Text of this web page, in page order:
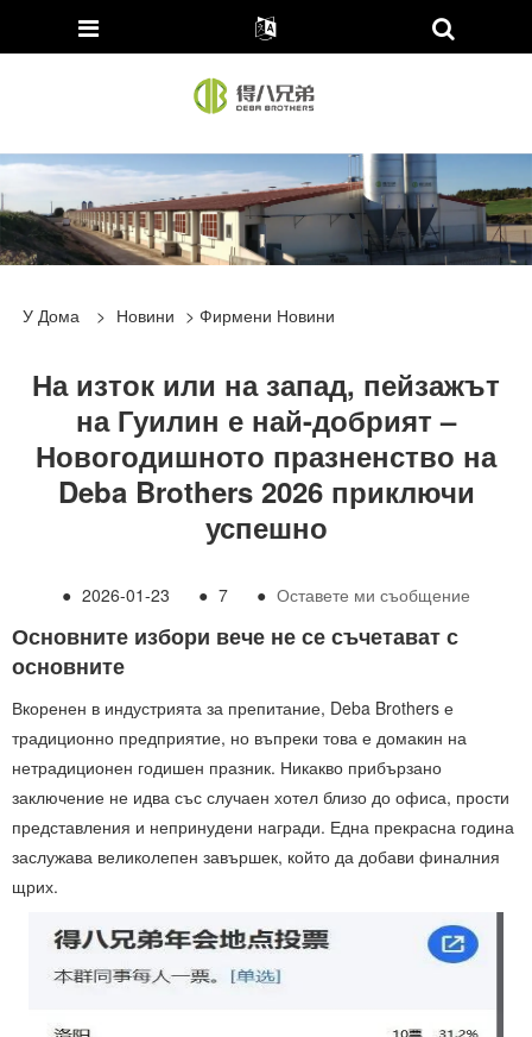
У Дома > Новини > Фирмени Новини
На изток или на запад, пейзажът
на Гуилин е най-добрият –
Новогодишното празненство на
Deba Brothers 2026 приключи
успешно
● 2026-01-23 ● 7 ● Оставете ми съобщение
Основните избори вече не се съчетават с
основните
Вкоренен в индустрията за препитание, Deba Brothers е
традиционно предприятие, но въпреки това е домакин на
нетрадиционен годишен празник. Никакво прибързано
заключение не идва със случаен хотел близо до офиса, прости
представления и непринудени награди. Една прекрасна година
заслужава великолепен завършек, който да добави финалния
щрих.